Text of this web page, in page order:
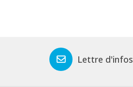
Lettre d'infos